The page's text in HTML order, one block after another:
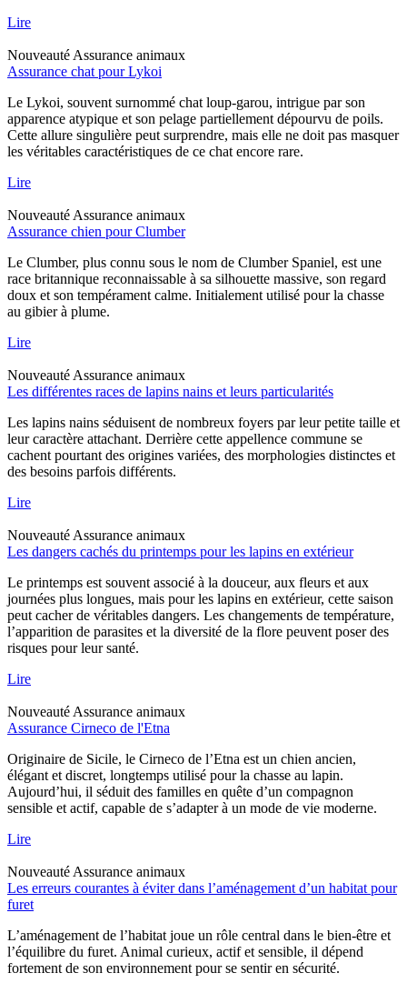
Lire
Nouveauté Assurance animaux
Assurance chat pour Lykoi
Le Lykoi, souvent surnommé chat loup-garou, intrigue par son
apparence atypique et son pelage partiellement dépourvu de poils.
Cette allure singulière peut surprendre, mais elle ne doit pas masquer
les véritables caractéristiques de ce chat encore rare.
Lire
Nouveauté Assurance animaux
Assurance chien pour Clumber
Le Clumber, plus connu sous le nom de Clumber Spaniel, est une
race britannique reconnaissable à sa silhouette massive, son regard
doux et son tempérament calme. Initialement utilisé pour la chasse
au gibier à plume.
Lire
Nouveauté Assurance animaux
Les différentes races de lapins nains et leurs particularités
Les lapins nains séduisent de nombreux foyers par leur petite taille et
leur caractère attachant. Derrière cette appellence commune se
cachent pourtant des origines variées, des morphologies distinctes et
des besoins parfois différents.
Lire
Nouveauté Assurance animaux
Les dangers cachés du printemps pour les lapins en extérieur
Le printemps est souvent associé à la douceur, aux fleurs et aux
journées plus longues, mais pour les lapins en extérieur, cette saison
peut cacher de véritables dangers. Les changements de température,
l’apparition de parasites et la diversité de la flore peuvent poser des
risques pour leur santé.
Lire
Nouveauté Assurance animaux
Assurance Cirneco de l'Etna
Originaire de Sicile, le Cirneco de l’Etna est un chien ancien,
élégant et discret, longtemps utilisé pour la chasse au lapin.
Aujourd’hui, il séduit des familles en quête d’un compagnon
sensible et actif, capable de s’adapter à un mode de vie moderne.
Lire
Nouveauté Assurance animaux
Les erreurs courantes à éviter dans l’aménagement d’un habitat pour
furet
L’aménagement de l’habitat joue un rôle central dans le bien-être et
l’équilibre du furet. Animal curieux, actif et sensible, il dépend
fortement de son environnement pour se sentir en sécurité.